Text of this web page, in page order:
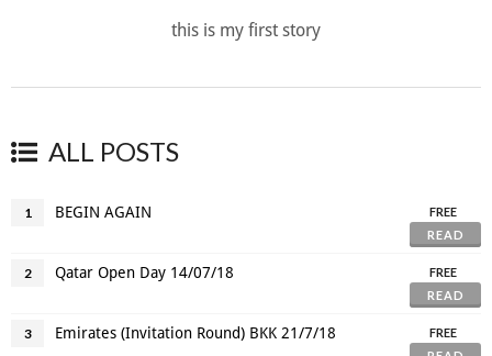
this is my first story
ALL POSTS
1 BEGIN AGAIN
FREE
READ
2 Qatar Open Day 14/07/18
FREE
READ
3 Emirates (Invitation Round) BKK 21/7/18
FREE